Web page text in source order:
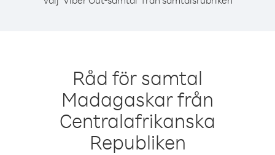
Råd för samtal
Madagaskar från
Centralafrikanska
Republiken